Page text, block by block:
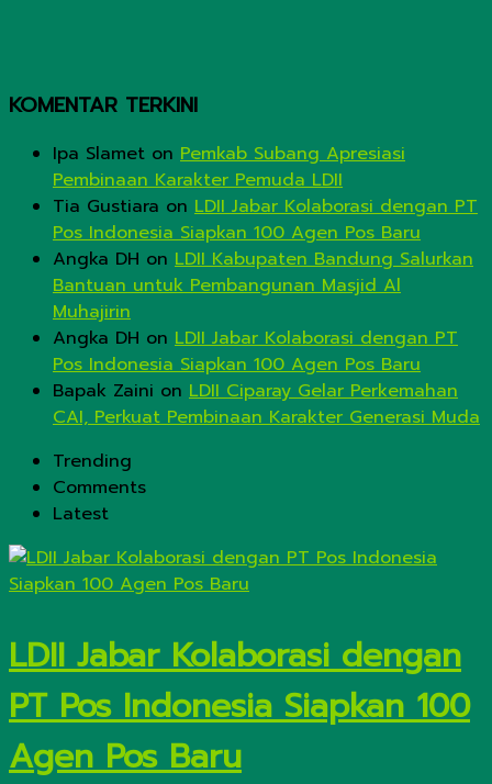
KOMENTAR TERKINI
Ipa Slamet on Pemkab Subang Apresiasi
Pembinaan Karakter Pemuda LDII
Tia Gustiara on LDII Jabar Kolaborasi dengan PT
Pos Indonesia Siapkan 100 Agen Pos Baru
Angka DH on LDII Kabupaten Bandung Salurkan
Bantuan untuk Pembangunan Masjid Al
Muhajirin
Angka DH on LDII Jabar Kolaborasi dengan PT
Pos Indonesia Siapkan 100 Agen Pos Baru
Bapak Zaini on LDII Ciparay Gelar Perkemahan
CAI, Perkuat Pembinaan Karakter Generasi Muda
Trending
Comments
Latest
LDII Jabar Kolaborasi dengan
PT Pos Indonesia Siapkan 100
Agen Pos Baru